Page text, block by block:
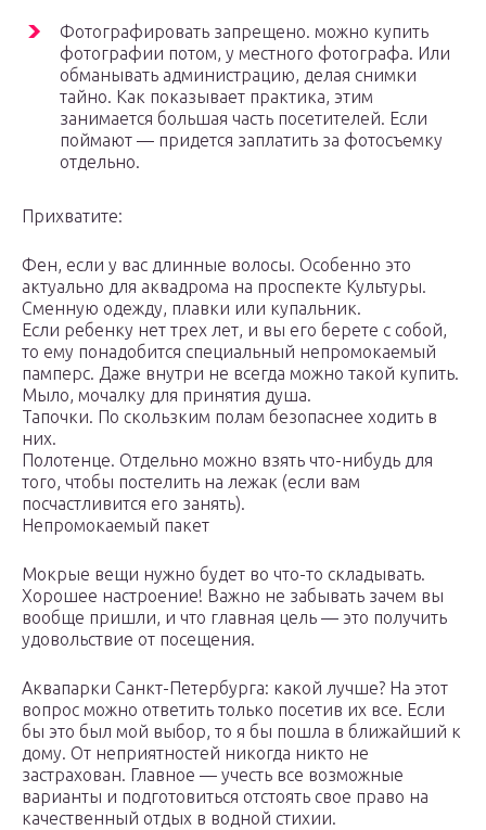
Фотографировать запрещено. можно купить
фотографии потом, у местного фотографа. Или
обманывать администрацию, делая снимки
тайно. Как показывает практика, этим
занимается большая часть посетителей. Если
поймают — придется заплатить за фотосъемку
отдельно.
Прихватите:
Фен, если у вас длинные волосы. Особенно это
актуально для аквадрома на проспекте Культуры.
Сменную одежду, плавки или купальник.
Если ребенку нет трех лет, и вы его берете с собой,
то ему понадобится специальный непромокаемый
памперс. Даже внутри не всегда можно такой купить.
Мыло, мочалку для принятия душа.
Тапочки. По скользким полам безопаснее ходить в
них.
Полотенце. Отдельно можно взять что-нибудь для
того, чтобы постелить на лежак (если вам
посчастливится его занять).
Непромокаемый пакет
Мокрые вещи нужно будет во что-то складывать.
Хорошее настроение! Важно не забывать зачем вы
вообще пришли, и что главная цель — это получить
удовольствие от посещения.
Аквапарки Санкт-Петербурга: какой лучше? На этот
вопрос можно ответить только посетив их все. Если
бы это был мой выбор, то я бы пошла в ближайший к
дому. От неприятностей никогда никто не
застрахован. Главное — учесть все возможные
варианты и подготовиться отстоять свое право на
качественный отдых в водной стихии.